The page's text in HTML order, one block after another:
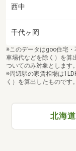
西中
千代ヶ岡
※このデータはgoo住宅
車場代などを除く）を算
ついてのみ対象とします。
※周辺駅の家賃相場は
く）を算出したものです。
北海